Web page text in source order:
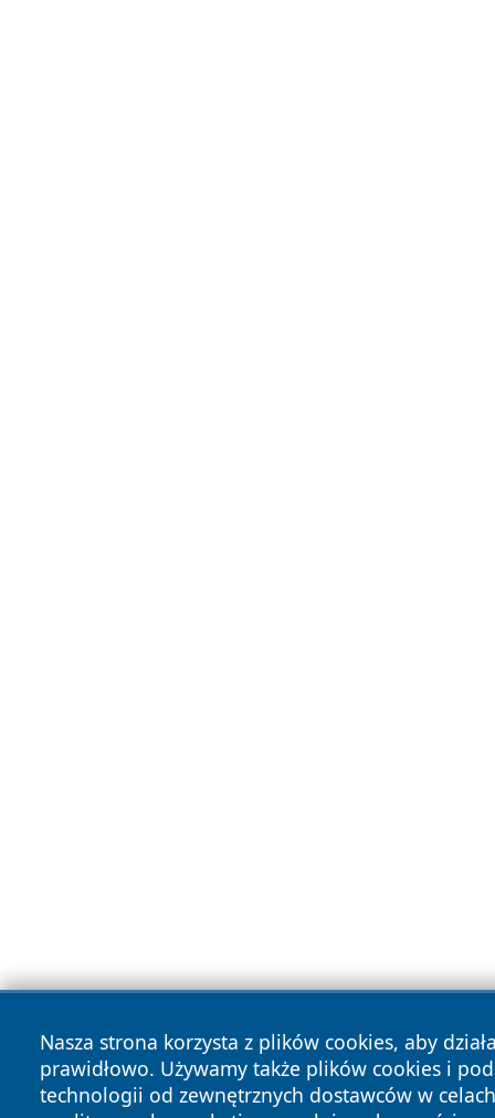
Nasza strona korzysta z plików cookies, aby
prawidłowo. Używamy także plików cookies i
technologii od zewnętrznych dostawców w celach